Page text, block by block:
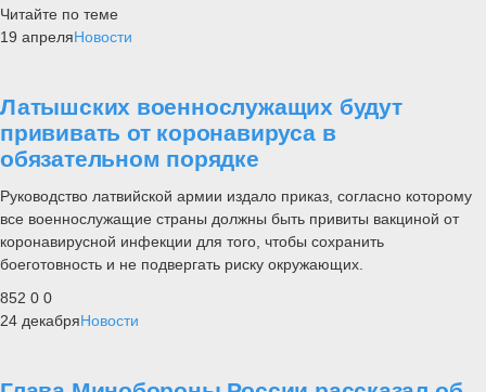
Читайте по теме
19 апреляНовости
Латышских военнослужащих будут
прививать от коронавируса в
обязательном порядке
Руководство латвийской армии издало приказ, согласно которому
все военнослужащие страны должны быть привиты вакциной от
коронавирусной инфекции для того, чтобы сохранить
боеготовность и не подвергать риску окружающих.
852 0 0
24 декабряНовости